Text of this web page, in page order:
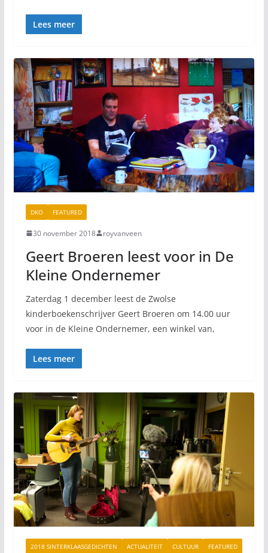
Lees meer
DKO FEATURED
30 november 2018 royvanveen
Geert Broeren leest voor in De
Kleine Ondernemer
Zaterdag 1 december leest de Zwolse
kinderboekenschrijver Geert Broeren om 14.00 uur
voor in de Kleine Ondernemer, een winkel van,
Lees meer
2018 SINTERKLAASGEDICHTEN ACTUALITEIT CULTUUR
FEATURED